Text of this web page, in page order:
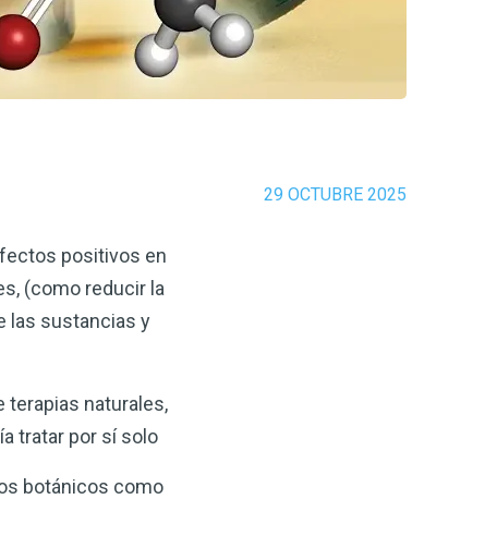
29 OCTUBRE 2025
positivos en
(como reducir la
las sustancias y
terapias naturales,
tratar por sí solo
botánicos como